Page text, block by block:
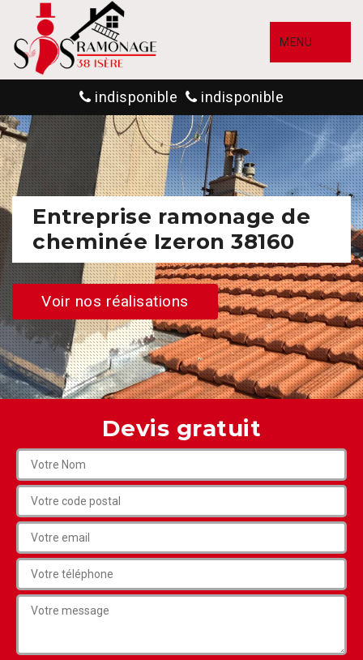
MENU
indisponible indisponible
Entreprise ramonage de
cheminée Izeron 38160
Voir nos réalisations
Devis gratuit